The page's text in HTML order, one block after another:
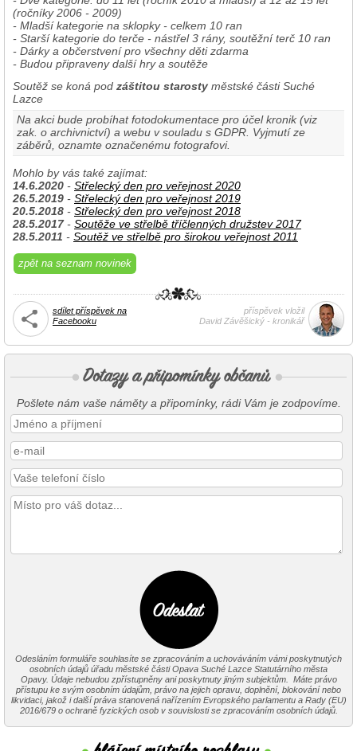
(ročníky 2006 - 2009)
- Mladší kategorie na sklopky - celkem 10 ran
- Starší kategorie do terče - nástřel 3 rány, soutěžní terč 10 ran
- Dárky a občerstvení pro všechny děti zdarma
- Budou připraveny další hry a soutěže
Soutěž se koná pod záštitou starosty městské části Suché
Lazce
Na akci bude probíhat fotodokumentace pro účel kronik (viz
zak. o archivnictví) a webu v souladu s GDPR. Vyjmutí ze
záběrů, oznamte označenému fotografovi.
Mohlo by vás také zajímat:
14.6.2020 - Střelecký den pro veřejnost 2020
26.5.2019 - Střelecký den pro veřejnost 2019
20.5.2018 - Střelecký den pro veřejnost 2018
28.5.2017- Soutěže ve střelbě tříčlenných družstev 2017
28.5.2011 - Soutěž ve střelbě pro širokou veřejnost 2011
zpět na seznam novinek
sdílet příspěvek na
Facebooku
příspěvek vložil
David Závěšický - kronikář
Pošlete nám vaše náměty a připomínky, rádi Vám je zodpovíme.
Odesláním formuláře souhlasíte se zpracováním a uchováváním vámi poskytnutých
osobních údajů úřadu městské části Opava Suché Lazce Statutárního města
Opavy. Údaje nebudou zpřístupněny ani poskytnuty jiným subjektům. Máte právo
přístupu ke svým osobním údajům, právo na jejich opravu, doplnění, blokování nebo
likvidaci, jakož i další práva stanovená nařízením Evropského parlamentu a Rady (EU)
2016/679 o ochraně fyzických osob v souvislosti se zpracováním osobních údajů.